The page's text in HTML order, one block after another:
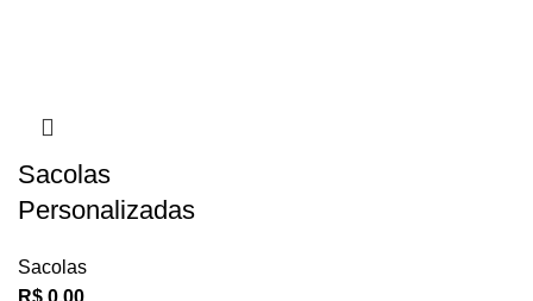
Sacolas
Personalizadas
Sacolas
R$ 0,00